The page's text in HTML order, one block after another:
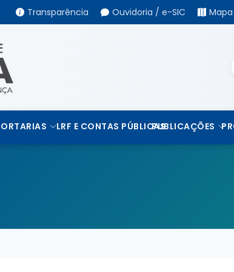
Transparência Ouvidoria / e-SIC
LRF E CONTAS PÚBLICASPUBLICAÇÕES